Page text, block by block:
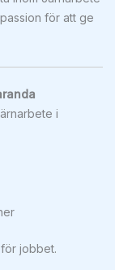
för att ge
i
jobbet.